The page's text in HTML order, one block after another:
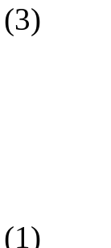
(3)
(1)